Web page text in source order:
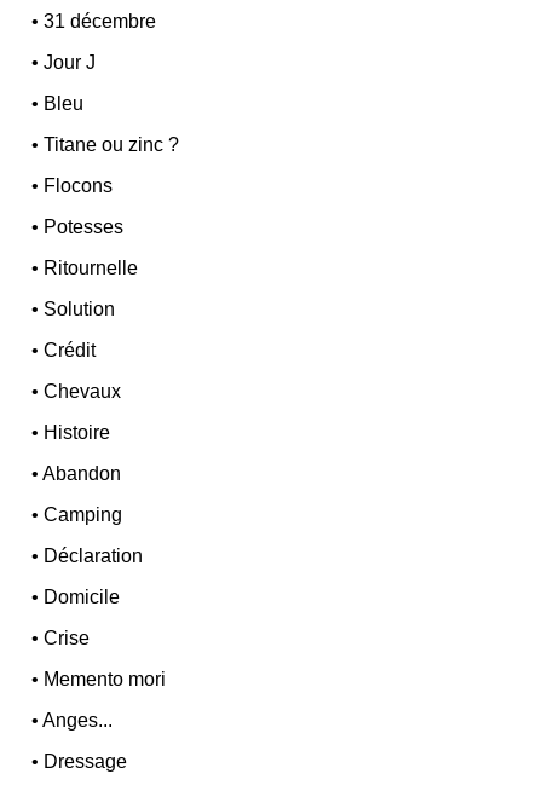
•31 décembre
•Jour J
• Bleu
•Titane ou zinc ?
• Flocons
• Potesses
• Ritournelle
• Solution
•Crédit
•Chevaux
• Histoire
•Abandon
•Camping
• Déclaration
• Domicile
•Crise
• Memento mori
•Anges...
• Dressage